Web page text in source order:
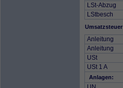
LSt-Abzug
LStbesch
Umsatzsteuer
Anleitung
Anleitung
USt
USt 1 A
Anlagen: